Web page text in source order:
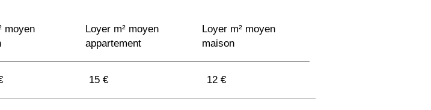
moyen
Loyer m² moyen
appartement
Loyer m² moyen
maison
15 € 12 €